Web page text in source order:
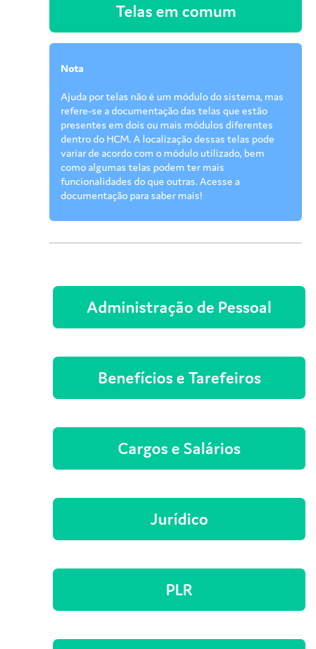
Telas em comum
Nota
Ajuda por telas não é um módulo do sistema, mas
refere-se a documentação das telas que estão
presentes em dois ou mais módulos diferentes
dentro do HCM. A localização dessas telas pode
variar de acordo com o módulo utilizado, bem
como algumas telas podem ter mais
funcionalidades do que outras. Acesse a
documentação para saber mais!
Administração de Pessoal
Benefícios e Tarefeiros
Cargos e Salários
Jurídico
PLR